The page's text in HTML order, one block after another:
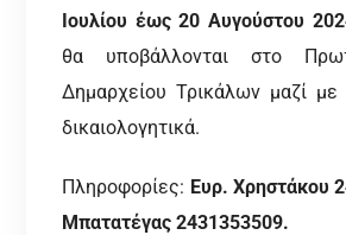
Ιουλίου έως 20 Αυγούστου
θα υποβάλλονται στο
Δημαρχείου Τρικάλων μαζί
δικαιολογητικά.
Πληροφορίες: Ευρ. Χρηστάκου
Μπατατέγας 2431353509.